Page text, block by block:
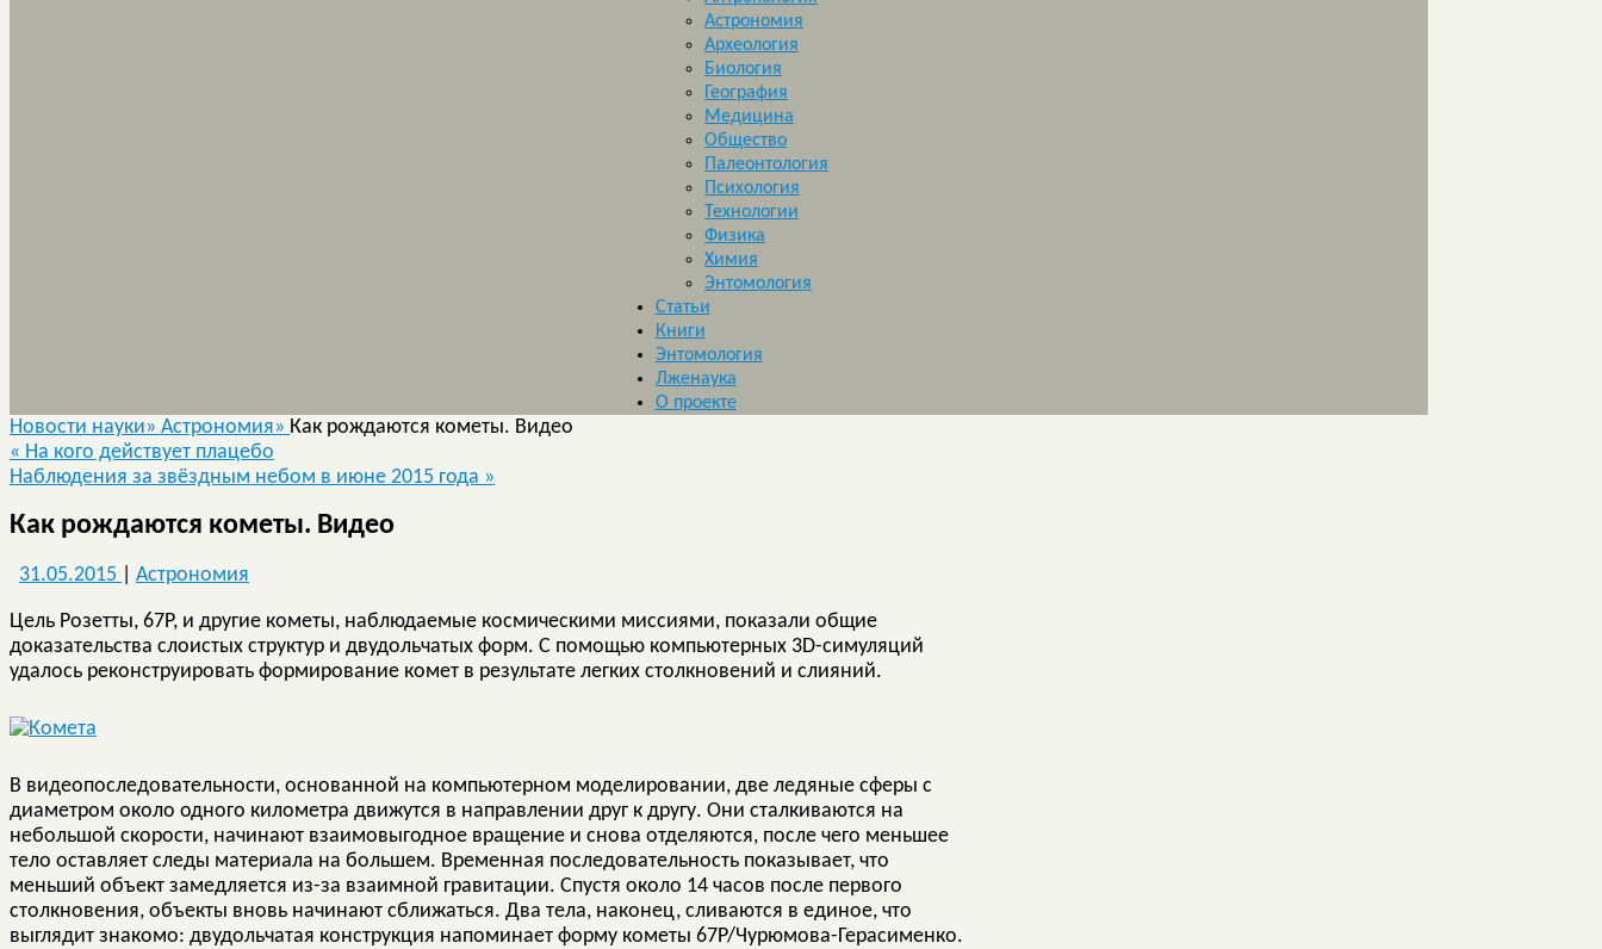
Астрономия
Археология
Биология
География
Медицина
Общество
Палеонтология
Психология
Технологии
Физика
Химия
Энтомология
Статьи
Книги
Энтомология
Лженаука
О проекте
Новости науки» Астрономия» Как рождаются кометы. Видео
« На кого действует плацебо
Наблюдения за звёздным небом в июне 2015 года »
Как рождаются кометы. Видео
31.05.2015 Астрономия
Цель Розетты, 67Р, и другие кометы, наблюдаемые космическими миссиями, показали общие
доказательства слоистых структур и двудольчатых форм. С помощью компьютерных 3D-симуляций
удалось реконструировать формирование комет в результате легких столкновений и слияний.
В видеопоследовательности, основанной на компьютерном моделировании, две ледяные сферы с
диаметром около одного километра движутся в направлении друг к другу. Они сталкиваются на
небольшой скорости, начинают взаимовыгодное вращение и снова отделяются, после чего меньшее
тело оставляет следы материала на большем. Временная последовательность показывает, что
меньший объект замедляется из-за взаимной гравитации. Спустя около 14 часов после первого
столкновения, объекты вновь начинают сближаться. Два тела, наконец, сливаются в единое, что
выглядит знакомо: двудольчатая конструкция напоминает форму кометы 67P/Чурюмова-Герасименко.